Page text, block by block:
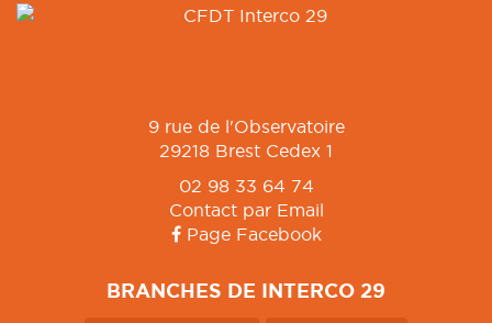
9 rue de l'Observatoire
29218 Brest Cedex 1
02 98 33 64 74
Contact par Email
Page Facebook
BRANCHES DE INTERCO 29